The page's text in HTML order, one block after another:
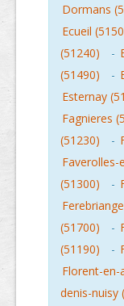
Dormans
Ecueil
(51240)
-
(51490)
-
Esternay
Fagnieres
(51230)
-
Faverolles-
(51300)
-
(51700)
-
(51190)
-
Florent-en-
denis-nuisy